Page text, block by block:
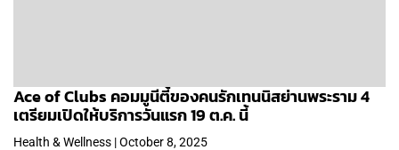
Ace of Clubs คอมมูนีตี้ของคนรักเทนนิสย่านพระราม 4
เตรียมเปิดให้บริการวันแรก 19 ต.ค. นี้
Health & Wellness | October 8, 2025